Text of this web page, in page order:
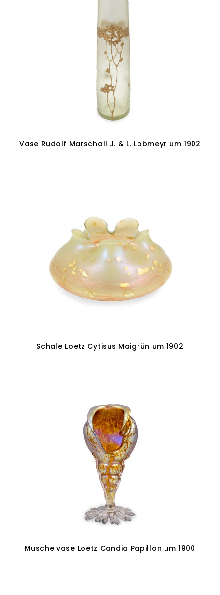
Vase Rudolf Marschall J. & L. Lobmeyr um 1902
Schale Loetz Cytisus Maigrün um 1902
Muschelvase Loetz Candia Papillon um 1900